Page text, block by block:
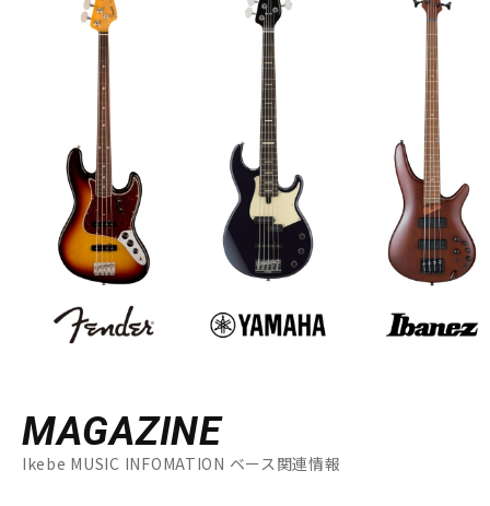
MAGAZINE
Ikebe MUSIC INFOMATION ベース関連情報